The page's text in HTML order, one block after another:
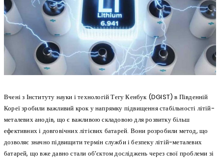
Вчені з Інституту науки і технологій Тегу Кенбук (DGIST) в Південній
Кореї зробили важливий крок у напрямку підвищення стабільності літій-
металевих анодів, що є важливою складовою для розвитку більш
ефективних і довговічних літієвих батарей. Вони розробили метод, що
дозволяє значно підвищити термін служби і безпеку літій-металевих
батарей, що вже давно стали об’єктом досліджень через свої проблеми зі